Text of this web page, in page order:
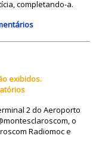
completando-a.
exibidos.
2 do Aeroporto
o
Radiomoc e